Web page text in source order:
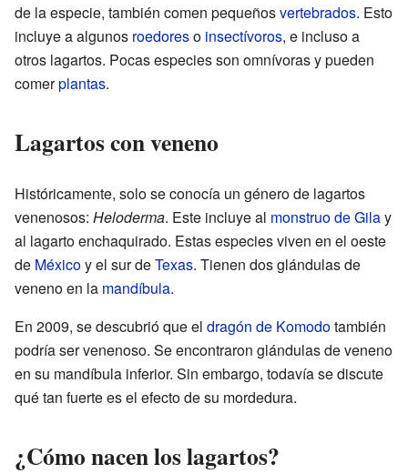
de la especie, también comen pequeñosvertebrados. Esto
incluye a algunos roedoreso insectívoros, e incluso a
otros lagartos. Pocas especies son omnívoras y pueden
comerplantas.
Lagartos con veneno
Históricamente, solo se conocía un género de lagartos
venenosos: Heloderma. Este incluye al monstruo de Gilay
al lagarto enchaquirado. Estas especies viven en el oeste
de Méxicoy el sur deTexas. Tienen dos glándulas de
veneno en la mandíbula.
En 2009, se descubrió que el dragón de Komodotambién
podría ser venenoso. Se encontraron glándulas de veneno
en su mandíbula inferior. Sin embargo, todavía se discute
qué tan fuerte es el efecto de su mordedura.
¿Cómo nacen los lagartos?